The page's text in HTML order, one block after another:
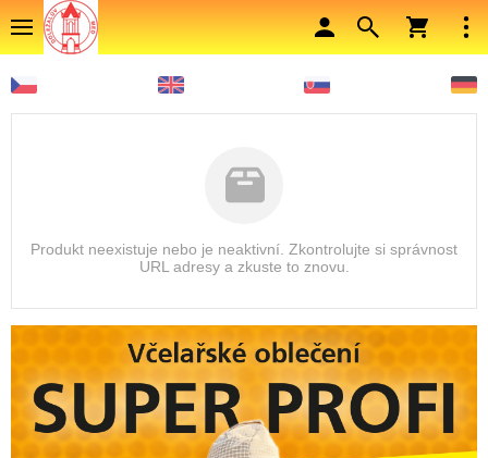
Produkt neexistuje nebo je neaktivní. Zkontrolujte si správnost
URL adresy a zkuste to znovu.